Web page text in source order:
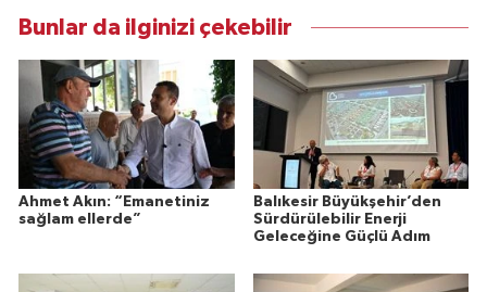
Bunlar da ilginizi çekebilir
Ahmet Akın: “Emanetiniz
sağlam ellerde”
Balıkesir Büyükşehir’den
Sürdürülebilir Enerji
Geleceğine Güçlü Adım